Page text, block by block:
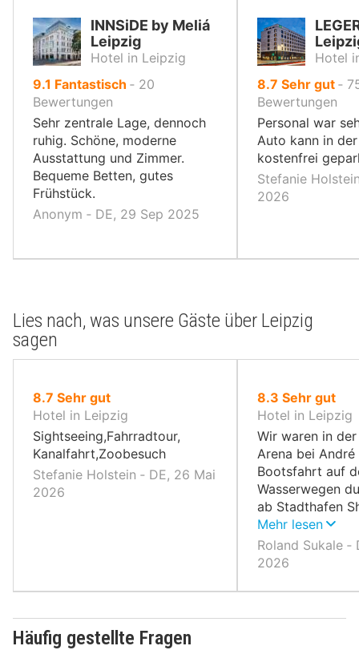
INNSiDE by Meliá
Leipzig
Hotel in Leipzig
9.1 von
10,
Fantastisch ‐ 20
Bewertungen
Sehr zentrale Lage, dennoch
ruhig. Schöne, moderne
Ausstattung und Zimmer.
Bequeme Betten, gutes
Frühstück.
Anonym ‐ DE, 29 Sep 2025
Hotel
8.7 von
10,
Sehr gut ‐
Bewertungen
Personal war
Auto kann in
kostenfrei
Stefanie
2026
Lies nach, was unsere Gäste über Leipzig
sagen
8.7 von
10,
Sehr gut
Hotel in Leipzig
Sightseeing,Fahrradtour,
Kanalfahrt,Zoobesuch
Stefanie Holstein ‐ DE, 26 Mai
2026
8.3 von
10,
Sehr gut
Hotel in Leipzig
Wir waren in
Arena bei André
Bootsfahrt auf
Wasserwegen
ab Stadthafen
Bahnhof als
Mehr lesen
Roland Sukale ‐
2026
Häufig gestellte Fragen